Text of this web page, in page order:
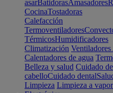
asarBatidorasAmasadores
CocinaTostadoras
Calefacción
Termoventiladores
TérmicosHumidificadores
Climatización Ventiladores
Calentadores de agua
Belleza y salud Cuidado
cabelloCuidado dental
Limpieza Limpieza a vapor